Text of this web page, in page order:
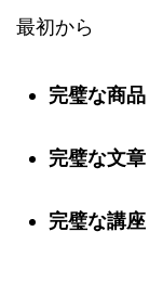
最初から
完璧な商品
完璧な文章
完璧な講座